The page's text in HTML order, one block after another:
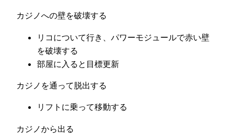
カジノへの壁を破壊する
リコについて行き、パワーモジュールで赤い壁
を破壊する
部屋に入ると目標更新
カジノを通って脱出する
リフトに乗って移動する
カジノから出る